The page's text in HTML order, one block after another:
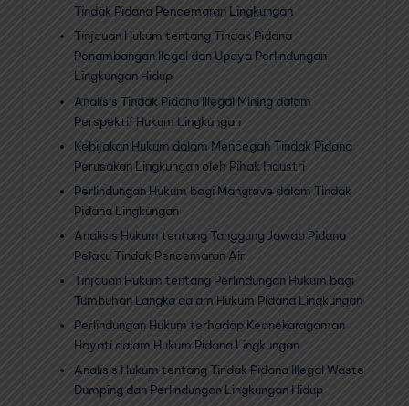
Tindak Pidana Pencemaran Lingkungan
Tinjauan Hukum tentang Tindak Pidana
Penambangan Ilegal dan Upaya Perlindungan
Lingkungan Hidup
Analisis Tindak Pidana Illegal Mining dalam
Perspektif Hukum Lingkungan
Kebijakan Hukum dalam Mencegah Tindak Pidana
Perusakan Lingkungan oleh Pihak Industri
Perlindungan Hukum bagi Mangrove dalam Tindak
Pidana Lingkungan
Analisis Hukum tentang Tanggung Jawab Pidana
Pelaku Tindak Pencemaran Air
Tinjauan Hukum tentang Perlindungan Hukum bagi
Tumbuhan Langka dalam Hukum Pidana Lingkungan
Perlindungan Hukum terhadap Keanekaragaman
Hayati dalam Hukum Pidana Lingkungan
Analisis Hukum tentang Tindak Pidana Illegal Waste
Dumping dan Perlindungan Lingkungan Hidup